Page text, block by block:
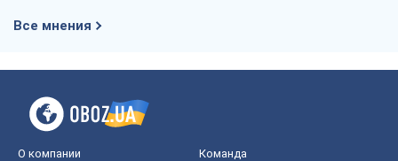
Все мнения
О компании Команда